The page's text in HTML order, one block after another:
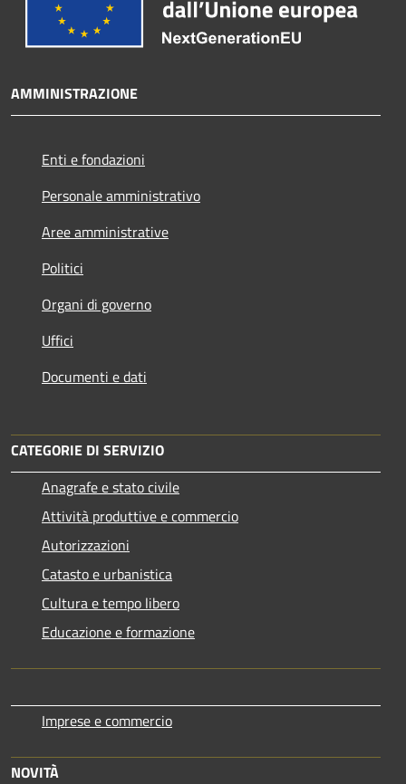
AMMINISTRAZIONE
Enti e fondazioni
Personale amministrativo
Aree amministrative
Politici
Organi di governo
Uffici
Documenti e dati
CATEGORIE DI SERVIZIO
Anagrafe e stato civile
Attività produttive e commercio
Autorizzazioni
Catasto e urbanistica
Cultura e tempo libero
Educazione e formazione
Imprese e commercio
NOVITÀ